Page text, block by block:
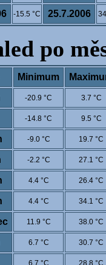
-15.5 °C 25.7.2006
po
Minimum
-20.9 °C 3.7 °C
-14.8 °C 9.5 °C
-9.0 °C 19.7 °C
-2.2 °C 27.1 °C
4.4 °C 26.4 °C
4.4 °C 34.1 °C
11.9 °C 38.0 °C
6.7 °C 30.7 °C
6.7 °C 28.8 °C